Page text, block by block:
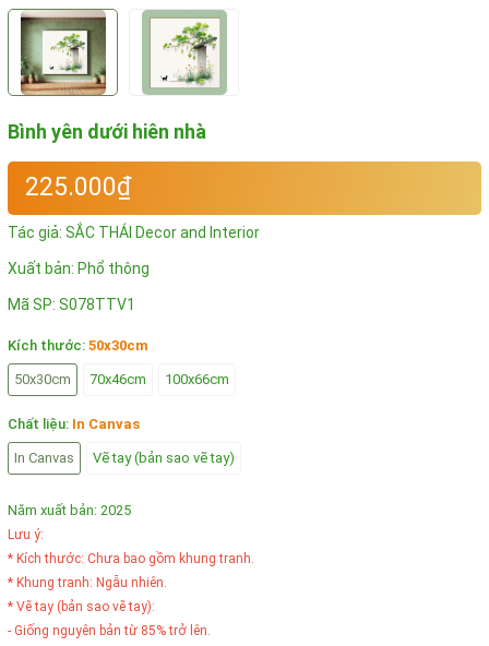
Bình yên dưới hiên nhà
225.000₫
Tác giả: SẮC THÁI Decor and Interior
Xuất bản: Phổ thông
Mã SP: S078TTV1
Kích thước: 50x30cm
50x30cm 70x46cm 100x66cm
Chất liệu: In Canvas
In Canvas Vẽ tay (bản sao vẽ tay)
Năm xuất bản: 2025
Lưu ý:
* Kích thước: Chưa bao gồm khung tranh.
* Khung tranh: Ngẫu nhiên.
* Vẽ tay (bản sao vẽ tay):
- Giống nguyên bản từ 85% trở lên.